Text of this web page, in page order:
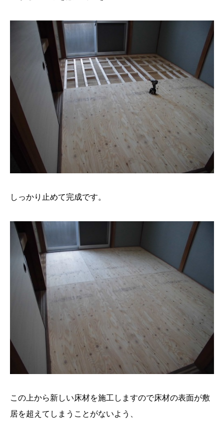
しっかり止めて完成です。
この上から新しい床材を施工しますので床材の表面が敷
居を超えてしまうことがないよう、